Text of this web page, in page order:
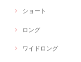
ショート
ロング
ワイドロング